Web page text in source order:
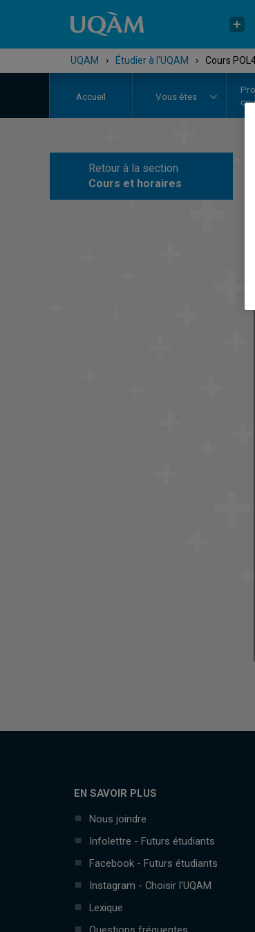
UQAM › Étudier à l'UQAM › Cours
Accueil Vous êtes
Retour à la section
Cours et horaires
EN SAVOIR PLUS
Nous joindre
Infolettre - Futurs étudiants
Facebook - Futurs étudiants
Instagram - Choisir l'UQAM
Lexique